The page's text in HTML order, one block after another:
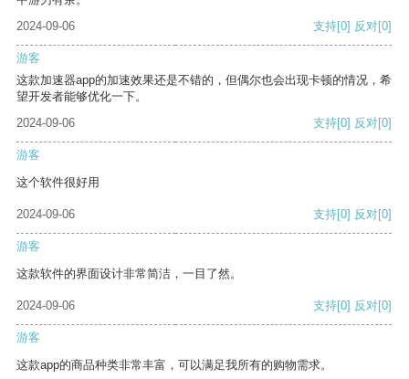
2024-09-06
支持[0] 反对[0]
游客
这款加速器app的加速效果还是不错的，但偶尔也会出现卡顿的情况，希
望开发者能够优化一下。
2024-09-06
支持[0] 反对[0]
游客
这个软件很好用
2024-09-06 支持[0] 反对[0]
游客
这款软件的界面设计非常简洁，一目了然。
2024-09-06 支持[0] 反对[0]
游客
这款app的商品种类非常丰富，可以满足我所有的购物需求。